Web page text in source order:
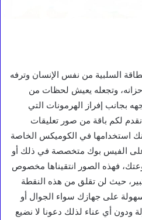
السلبية من نفس الإنسان وترفه
وتجعله يعيش لحظات من
بجانب إفراز الهرمونات التي
لكم باقة من صور تعليقات
استخدامها في الكوميكس الخاصة
الفيس بوك متخصصة في ذلك أو
فهذه الصور انتقيناها مخصوص
حيث لن تقلق من هذه النقطة
على جهازك سواء الجوال أو
أي عناء لذلك دعونا لا نضيع